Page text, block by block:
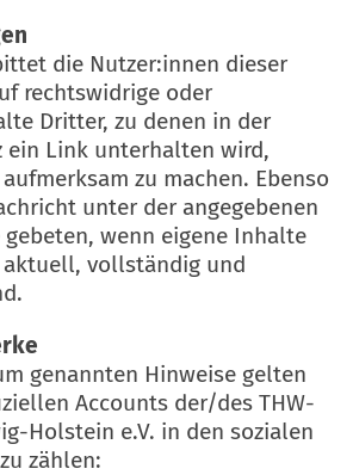
die Nutzer:innen dieser
rechtswidrige oder
Dritter, zu denen in der
ein Link unterhalten wird,
zu machen. Ebenso
unter der angegebenen
gebeten, wenn eigene Inhalte
vollständig und
genannten Hinweise gelten
Accounts der/des THW-
Holstein e.V. in den sozialen
zählen: